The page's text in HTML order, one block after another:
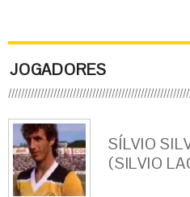
JOGADORES
SÍLVIO
(SILVIO